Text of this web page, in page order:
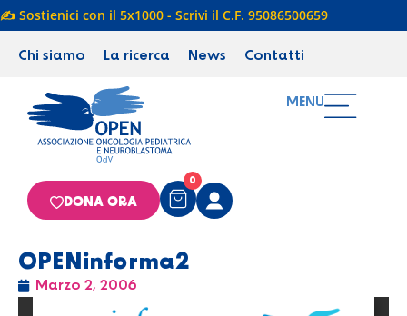
✍️ Sostienici con il 5x1000 - Scrivi il C.F. 95086500659
Chi siamo La ricerca News Contatti
MENU
0
DONA ORA
OPENinforma2
Marzo 2, 2006